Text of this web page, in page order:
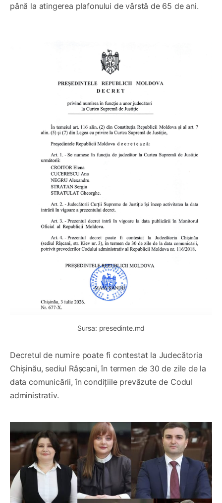
până la atingerea plafonului de vârstă de 65 de ani.
Sursa: presedinte.md
Decretul de numire poate fi contestat la Judecătoria
Chișinău, sediul Râșcani, în termen de 30 de zile de la
data comunicării, în condițiile prevăzute de Codul
administrativ.